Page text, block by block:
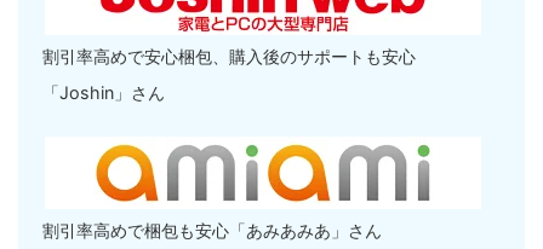
割引率高めで安心梱包、購入後のサポートも安心
「Joshin」さん
割引率高めで梱包も安心「あみあみあ」さん